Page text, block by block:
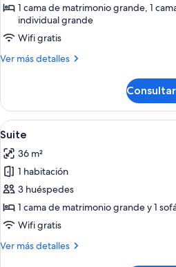
Suite
Communicante
1 cama de matrimonio grande, 1
individual grande
Wifi gratis
Ver más detalles
Más
Communicante
Abrir
todas
las
fotos
de
Suite
Un
3
Suite
36 m²
1 habitación
3 huéspedes
1 cama de matrimonio grande y 1
Wifi gratis
Ver más detalles
Más